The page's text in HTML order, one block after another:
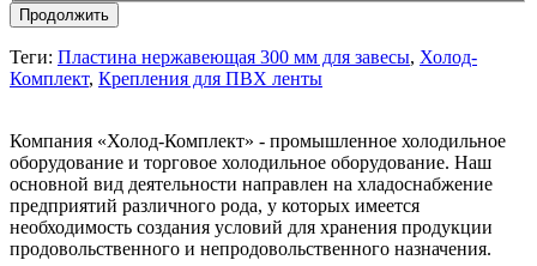
Продолжить
Теги: Пластина нержавеющая 300 мм для завесы, Холод-
Комплект, Крепления для ПВХ ленты
Компания «Холод-Комплект» - промышленное холодильное
оборудование и торговое холодильное оборудование. Наш
основной вид деятельности направлен на хладоснабжение
предприятий различного рода, у которых имеется
необходимость создания условий для хранения продукции
продовольственного и непродовольственного назначения.